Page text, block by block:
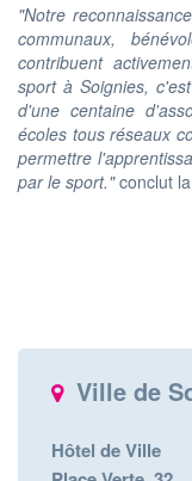
"Notre
communaux,
contribuent
sport à Soignies,
d'une centaine
écoles tous réseaux
permettre
par le sport."conclut
Ville de
Hôtel de Ville